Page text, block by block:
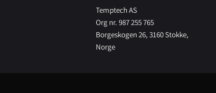
Temptech AS
Org nr. 987 255 765
Borgeskogen 26, 3160 Stokke,
Norge